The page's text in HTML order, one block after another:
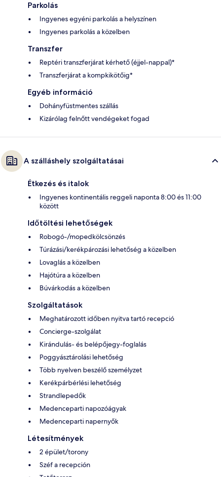
Parkolás
Ingyenes egyéni parkolás a helyszínen
Ingyenes parkolás a közelben
Transzfer
Reptéri transzferjárat kérhető (éjjel-nappal)*
Transzferjárat a kompkikötőig*
Egyéb információ
Dohányfüstmentes szállás
Kizárólag felnőtt vendégeket fogad
A szálláshely szolgáltatásai
Étkezés és italok
Ingyenes kontinentális reggeli naponta 8:00 és 11:00
között
Időtöltési lehetőségek
Robogó-/mopedkölcsönzés
Túrázási/kerékpározási lehetőség a közelben
Lovaglás a közelben
Hajótúra a közelben
Búvárkodás a közelben
Szolgáltatások
Meghatározott időben nyitva tartó recepció
Concierge-szolgálat
Kirándulás- és belépőjegy-foglalás
Poggyásztárolási lehetőség
Több nyelven beszélő személyzet
Kerékpárbérlési lehetőség
Strandlepedők
Medenceparti napozóágyak
Medenceparti napernyők
Létesítmények
2 épület/torony
Széf a recepción